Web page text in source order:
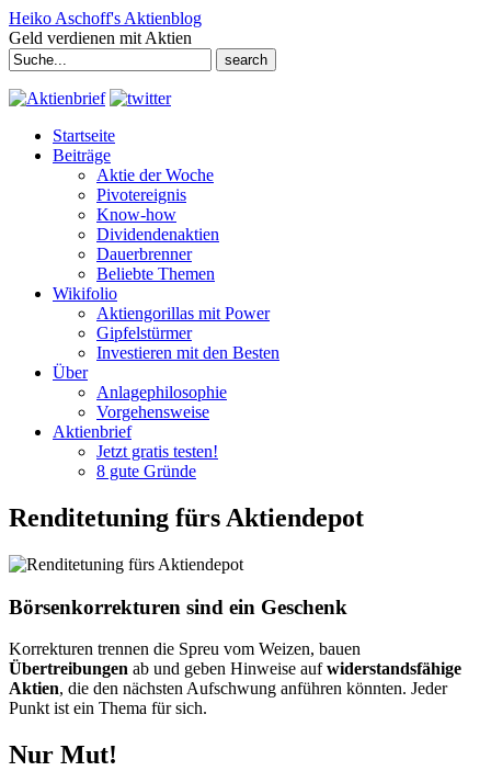
Heiko Aschoff's Aktienblog
Geld verdienen mit Aktien
Search
for:
Startseite
Beiträge
Aktie der Woche
Pivotereignis
Know-how
Dividendenaktien
Dauerbrenner
Beliebte Themen
Wikifolio
Aktiengorillas mit Power
Gipfelstürmer
Investieren mit den Besten
Über
Anlagephilosophie
Vorgehensweise
Aktienbrief
Jetzt gratis testen!
8 gute Gründe
Renditetuning fürs Aktiendepot
Börsenkorrekturen sind ein Geschenk
Korrekturen trennen die Spreu vom Weizen, bauen
Übertreibungen ab und geben Hinweise aufwiderstandsfähige
Aktien, die den nächsten Aufschwung anführen könnten. Jeder
Punkt ist ein Thema für sich.
Nur Mut!